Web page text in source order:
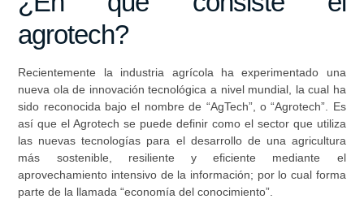
agrotech?
Recientemente la industria agrícola ha experimentado una
nueva ola de innovación tecnológica a nivel mundial, la cual ha
sido reconocida bajo el nombre de “AgTech”, o “Agrotech”. Es
así que el Agrotech se puede definir como el sector que utiliza
las nuevas tecnologías para el desarrollo de una agricultura
más sostenible, resiliente y eficiente mediante el
aprovechamiento intensivo de la información; por lo cual forma
parte de la llamada “economía del conocimiento”.